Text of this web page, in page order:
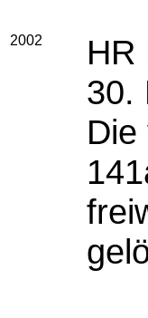
2002
HR
30.